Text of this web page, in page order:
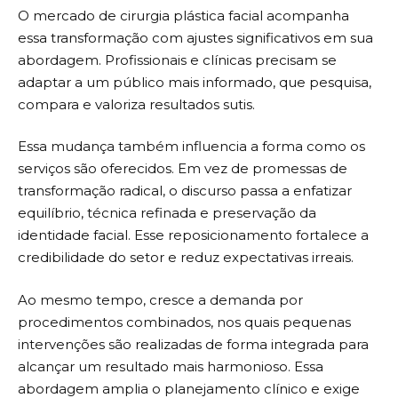
O mercado de cirurgia plástica facial acompanha
essa transformação com ajustes significativos em sua
abordagem. Profissionais e clínicas precisam se
adaptar a um público mais informado, que pesquisa,
compara e valoriza resultados sutis.
Essa mudança também influencia a forma como os
serviços são oferecidos. Em vez de promessas de
transformação radical, o discurso passa a enfatizar
equilíbrio, técnica refinada e preservação da
identidade facial. Esse reposicionamento fortalece a
credibilidade do setor e reduz expectativas irreais.
Ao mesmo tempo, cresce a demanda por
procedimentos combinados, nos quais pequenas
intervenções são realizadas de forma integrada para
alcançar um resultado mais harmonioso. Essa
abordagem amplia o planejamento clínico e exige